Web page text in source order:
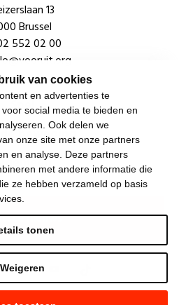
van cookies
en advertenties te
social media te bieden en
Ook delen we
onze site met onze partners
en analyse. Deze partners
met andere informatie die
ze hebben verzameld op basis
Weigeren
tonen
13
Brussel
552 02 00
Snel
beweging
nieuws